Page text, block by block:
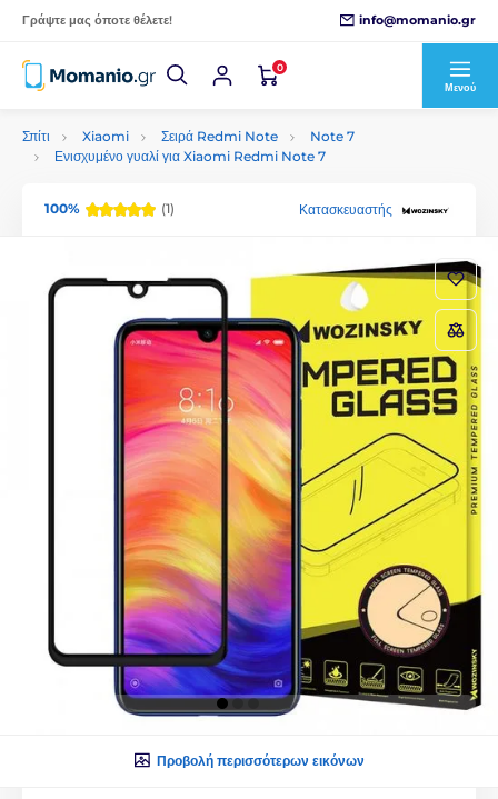
Γράψτε μας όποτε θέλετε! info@momanio.gr
0
Μενού
Σπίτι Xiaomi Σειρά Redmi Note
Note 7
Ενισχυμένο γυαλί για Xiaomi Redmi Note 7
100% (1) Κατασκευαστής
Προβολή περισσότερων εικόνων